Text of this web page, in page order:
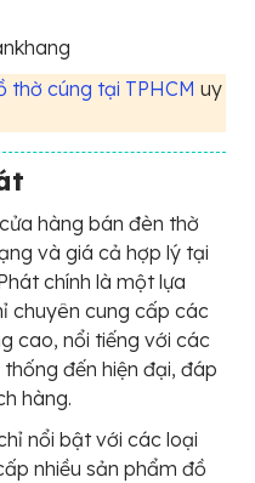
thờ cúng tại TPHCM uy
hàng bán đèn thờ
và giá cả hợp lý tại
chính là một lựa
chuyên cung cấp các
cao, nổi tiếng với các
đến hiện đại, đáp
hàng.
nổi bật với các loại
nhiều sản phẩm đồ